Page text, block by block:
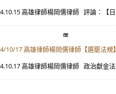
高雄律師楊岡儒律師 評論：【
10/17 高雄律師楊岡儒律師【選罷法規
高雄律師楊岡儒律師 政治獻金